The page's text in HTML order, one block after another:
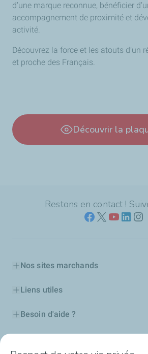
d’une marque reconnue, bénéficier
accompagnement de proximité et
activité.
Découvrez la force et les atouts d’un
et proche des Français.
Découvrir la
Restons en contact !
Nos sites marchands
Liens utiles
Besoin d'aide ?